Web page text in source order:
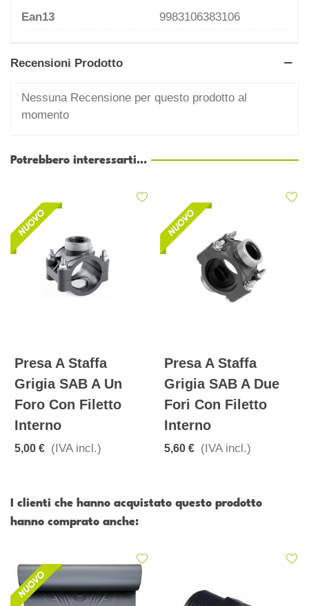
Ean13 9983106383106
Recensioni Prodotto
Nessuna Recensione per questo prodotto al
momento
Potrebbero interessarti...
Presa A Staffa
Grigia SAB A Un
Foro Con Filetto
Interno
5,00 € (IVA incl.)
Presa A Staffa
Grigia SAB A Due
Fori Con Filetto
Interno
5,60 € (IVA incl.)
I clienti che hanno acquistato questo prodotto
hanno comprato anche: